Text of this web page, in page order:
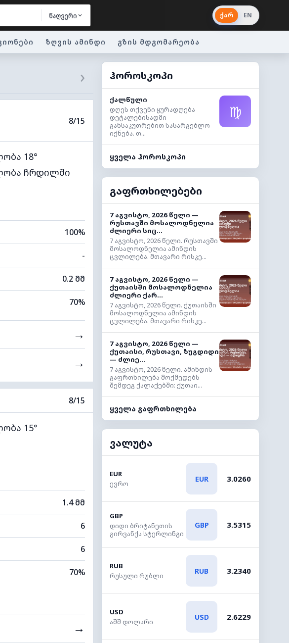
წაღვერი ქარ EN
ზღვის ამინდი გზის მდგომარეობა
›
8/15
18°
ჩრდილში
100%
-
0.2 მმ
70%
→
→
8/15
15°
1.4 მმ
6
6
70%
→
ჰოროსკოპი
ქალწული
დღეს თქვენი ყურადღება
დეტალებისადმი
განსაკუთრებით სასარგებლო
იქნება. თ...
♍
ყველა ჰოროსკოპი
გაფრთხილებები
7 აგვისტო, 2026 წელი —
რუსთავში მოსალოდნელია
ძლიერი სიც...
7 აგვისტო, 2026 წელი. რუსთავში
მოსალოდნელია ამინდის
ცვლილება. მთავარი რისკე...
7 აგვისტო, 2026 წელი —
ქუთაისში მოსალოდნელია
ძლიერი ქარ...
7 აგვისტო, 2026 წელი. ქუთაისში
მოსალოდნელია ამინდის
ცვლილება. მთავარი რისკე...
7 აგვისტო, 2026 წელი —
ქუთაისი, რუსთავი, ზუგდიდი
— ძლიე...
7 აგვისტო, 2026 წელი. ამინდის
გაფრთხილება მოქმედებს
შემდეგ ქალაქებში: ქუთაი...
ყველა გაფრთხილება
ვალუტა
EUR
ევრო
EUR 3.0260
GBP
დიდი ბრიტანეთის
გირვანქა სტერლინგი
GBP 3.5315
RUB
რუსული რუბლი
RUB 3.2340
USD
აშშ დოლარი
USD 2.6229